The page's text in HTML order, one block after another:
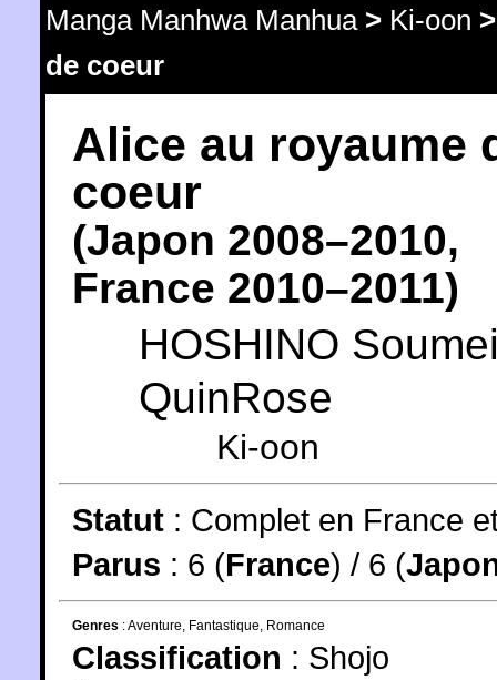
Manga Manhwa Manhua> Ki-oon
de coeur
Alice au royaume
coeur
(Japon 2008–2010,
France 2010–2011)
HOSHINO
QuinRose
Ki-oon
Statut : Complet en France
Parus : 6 (France) / 6 (
Genres :Aventure Fantastique Romance
Classification : Shojo